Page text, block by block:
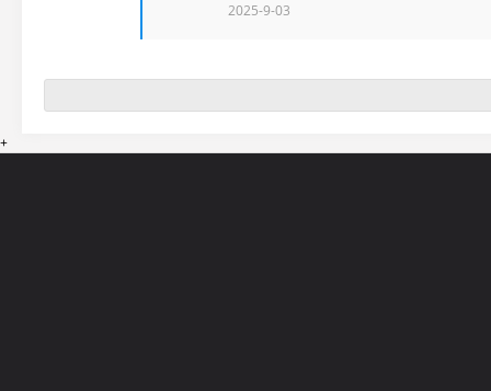
2025-9-03
+